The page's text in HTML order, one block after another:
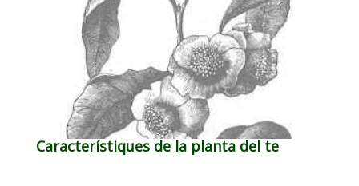
Característiques de la planta del te